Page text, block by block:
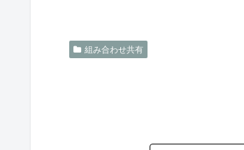
組み合わせ共有